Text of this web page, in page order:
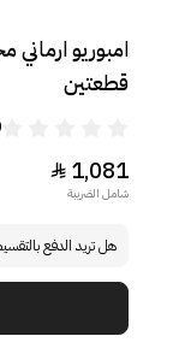
امبوريو
قطعتين
1,081

شامل الضريبة
هل تريد الدفع